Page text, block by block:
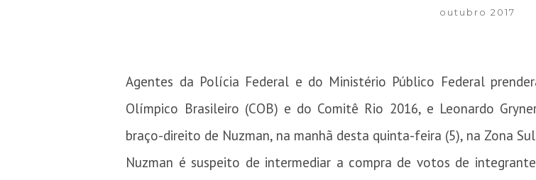
outubro 2017
Agentes da Polícia Federal e do Ministério Público Federal
Olímpico Brasileiro (COB) e do Comitê Rio 2016, e Leonardo
braço-direito de Nuzman, na manhã desta quinta-feira (5), na Zona
Nuzman é suspeito de intermediar a compra de votos de